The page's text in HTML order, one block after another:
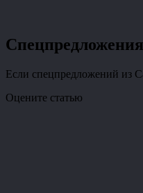
Если спецпредложений из
Оцените статью